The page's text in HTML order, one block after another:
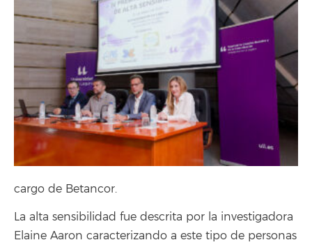
cargo de Betancor.
La alta sensibilidad fue descrita por la investigadora
Elaine Aaron caracterizando a este tipo de personas